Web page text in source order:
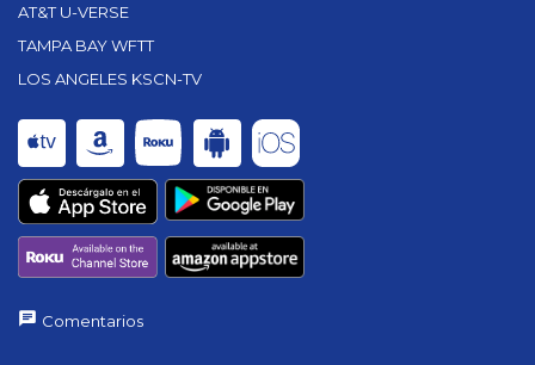
AT&T U-VERSE
TAMPA BAY WFTT
LOS ANGELES KSCN-TV
Comentarios